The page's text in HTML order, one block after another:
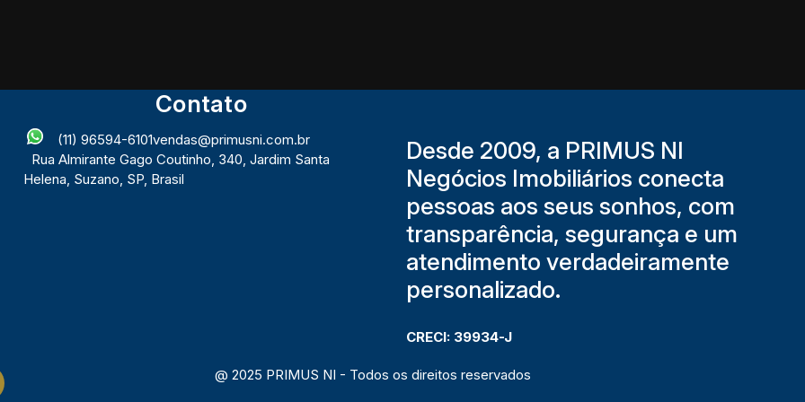
Contato
(11) 96594-6101vendas@primusni.com.br
Rua Almirante Gago Coutinho 340 Jardim Santa
Helena Suzano SP Brasil
Desde 2009, a PRIMUS NI
Negócios Imobiliários conecta
pessoas aos seus sonhos, com
transparência, segurança e um
atendimento verdadeiramente
personalizado.
CRECI: 39934-J
@ 2025 PRIMUS NI - Todos os direitos reservados